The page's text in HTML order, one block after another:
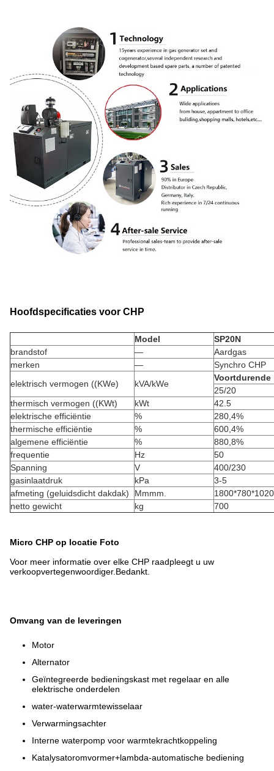
Hoofdspecificaties voor CHP
Model
SP20N
brandstof
—
Aardgas
merken
—
Synchro CHP
elektrisch vermogen ((KWe)
kVA/kWe
Voortdurende
25/20
thermisch vermogen ((KWt)
kWt
42.5
elektrische efficiëntie
%
280,4%
thermische efficiëntie
%
600,4%
algemene efficiëntie
%
880,8%
frequentie
Hz
50
Spanning
V
400/230
gasinlaatdruk
kPa
3-5
afmeting (geluidsdicht dakdak)
Mmmm.
1800*780*1020
netto gewicht
kg 700
Micro CHP op locatie Foto
Voor meer informatie over elke CHP raadpleegt u uw
verkoopvertegenwoordiger.Bedankt.
Omvang van de leveringen
Motor
Alternator
Geïntegreerde bedieningskast met regelaar en alle
elektrische onderdelen
water-waterwarmtewisselaar
Verwarmingsachter
Interne waterpomp voor warmtekrachtkoppeling
Katalysatoromvormer+lambda-automatische bediening